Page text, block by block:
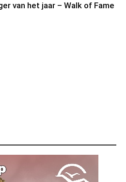
van het jaar – Walk of Fame